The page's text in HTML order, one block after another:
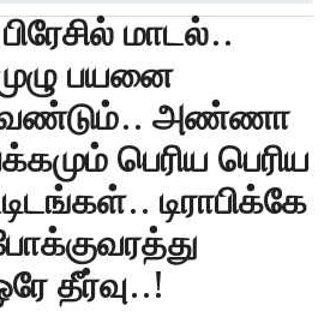
o
மாடல்..
பயனை
அண்ணா
பெரிய பெரிய
டிராபிக்கே
தீர்வு..!